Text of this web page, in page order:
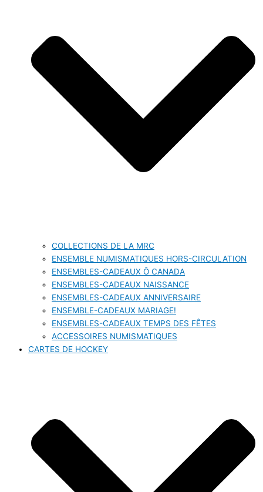
COLLECTIONS DE LA MRC
ENSEMBLE NUMISMATIQUES HORS-CIRCULATION
ENSEMBLES-CADEAUX Ô CANADA
ENSEMBLES-CADEAUX NAISSANCE
ENSEMBLES-CADEAUX ANNIVERSAIRE
ENSEMBLE-CADEAUX MARIAGE!
ENSEMBLES-CADEAUX TEMPS DES FÊTES
ACCESSOIRES NUMISMATIQUES
CARTES DE HOCKEY